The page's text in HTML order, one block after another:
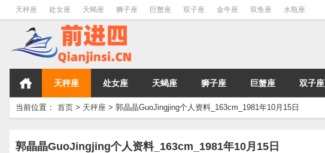
天秤座 处女座 天蝎座 狮子座 巨蟹座 双子座 金牛座 双鱼座 水瓶座
天秤座 处女座 天蝎座 狮子座 巨蟹座 双子座
当前位置： 首页 > 天秤座 > 郭晶晶GuoJingjing个人资料_163cm_1981年10月15日
郭晶晶GuoJingjing个人资料_163cm_1981年10月15日